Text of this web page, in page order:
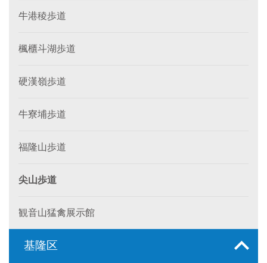
牛港稜歩道
楓櫃斗湖歩道
硬漢嶺歩道
牛寮埔歩道
福隆山歩道
尖山歩道
観音山猛禽展示館
基隆区